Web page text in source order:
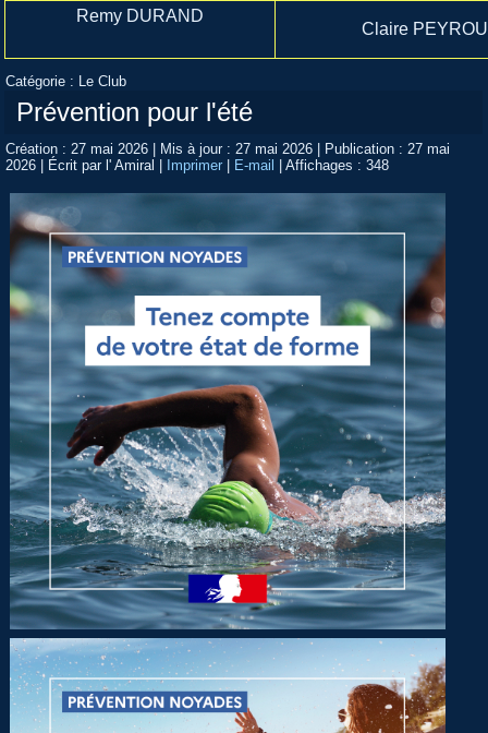
Remy DURAND
Claire
Catégorie : Le Club
Prévention pour l'été
Création : 27 mai 2026 Mis à jour : 27 mai 2026
Publication : 27 mai
2026
Écrit par l' Amiral Imprimer E-mail |Affichages : 348